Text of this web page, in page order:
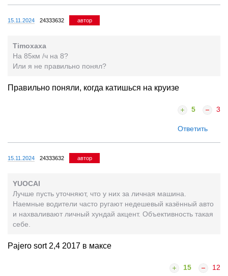
15.11.2024 24333632 автор
Timoxaxa
На 85км /ч на 8?
Или я не правильно понял?
Правильно поняли, когда катишься на круизе
5 3
Ответить
15.11.2024 24333632 автор
YUOCAI
Лучше пусть уточняют, что у них за личная машина.
Наемные водители часто ругают недешевый казённый авто
и нахваливают личный хундай акцент. Объективность такая
себе.
Pajero sort 2,4 2017 в максе
15 12